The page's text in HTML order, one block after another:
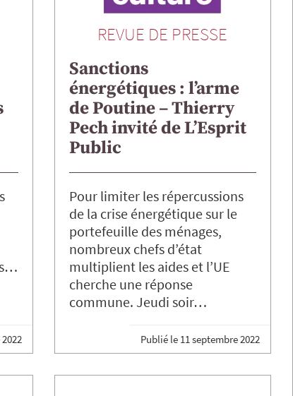
REVUE DE PRESSE
Sanctions
énergétiques : l’arme
de Poutine – Thierry
Pech invité de L’Esprit
Public
Pour limiter les répercussions
de la crise énergétique sur le
portefeuille des ménages,
nombreux chefs d’état
multiplient les aides et l’UE
cherche une réponse
commune. Jeudi soir…
Publié le 11 septembre 2022